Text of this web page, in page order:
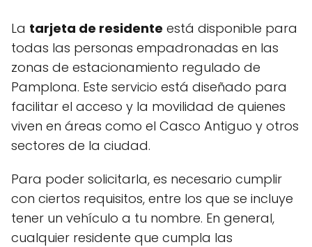
La tarjeta de residente está disponible para
todas las personas empadronadas en las
zonas de estacionamiento regulado de
Pamplona. Este servicio está diseñado para
facilitar el acceso y la movilidad de quienes
viven en áreas como el Casco Antiguo y otros
sectores de la ciudad.
Para poder solicitarla, es necesario cumplir
con ciertos requisitos, entre los que se incluye
tener un vehículo a tu nombre. En general,
cualquier residente que cumpla las